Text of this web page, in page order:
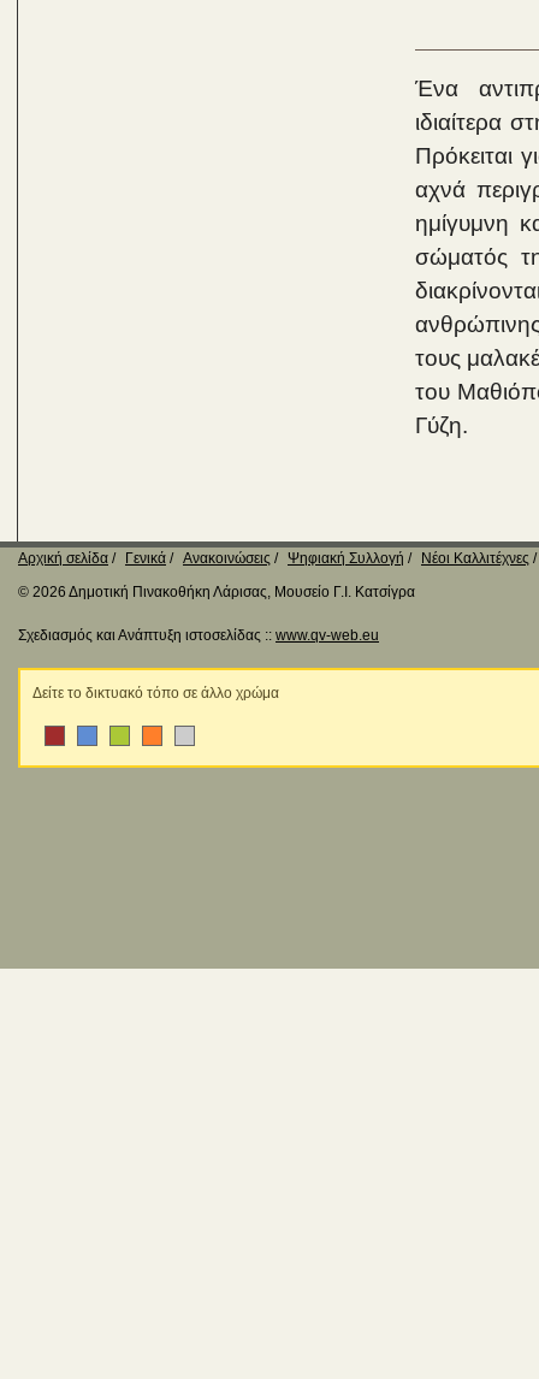
Ένα
ιδιαίτερα
Πρόκειται
αχνά
ημίγυμνη
σώματός
τους
του
Γύζη.
Αρχική σελίδα Γενικά Ανακοινώσεις Ψηφιακή Συλλογή
Νέοι Καλλιτέχνες
© 2026 Δημοτική Πινακοθήκη Λάρισας, Μουσείο Γ.Ι. Κατσίγρα
Σχεδιασμός και Ανάπτυξη ιστοσελίδας :: www.qv-web.eu
Δείτε το δικτυακό τόπο σε άλλο χρώμα